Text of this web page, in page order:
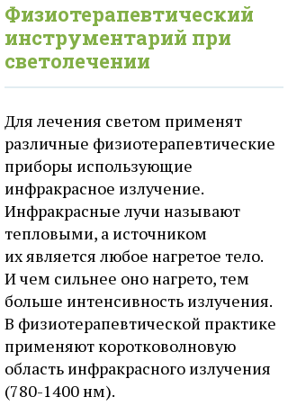
Физиотерапевтический
инструментарий при
светолечении
Для лечения светом применят
различные физиотерапевтические
приборы использующие
инфракрасное излучение.
Инфракрасные лучи называют
тепловыми, а источником
их является любое нагретое тело.
И чем сильнее оно нагрето, тем
больше интенсивность излучения.
В физиотерапевтической практике
применяют коротковолновую
область инфракрасного излучения
(780-1400 нм).